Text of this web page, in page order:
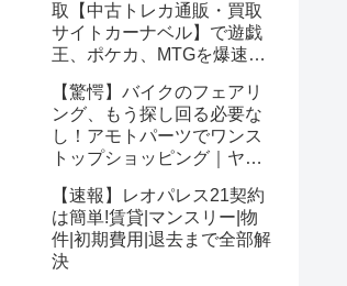
取【中古トレカ通販・買取
サイトカーナベル】で遊戯
王、ポケカ、MTGを爆速査
【驚愕】バイクのフェアリ
ング、もう探し回る必要な
し！アモトパーツでワンス
トップショッピング｜ヤマ
【速報】レオパレス21契約
は簡単!賃貸|マンスリー|物
件|初期費用|退去まで全部解
決